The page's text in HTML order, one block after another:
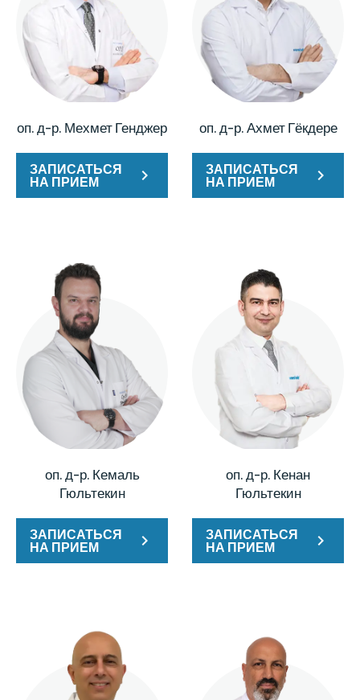
оп. д-р. Мехмет Генджер
ЗАПИСАТЬСЯ
НА ПРИЕМ
оп. д-р. Ахмет Гёкдере
ЗАПИСАТЬСЯ
НА ПРИЕМ
оп. д-р. Кемаль
Гюльтекин
ЗАПИСАТЬСЯ
НА ПРИЕМ
оп. д-р. Кенан
Гюльтекин
ЗАПИСАТЬСЯ
НА ПРИЕМ